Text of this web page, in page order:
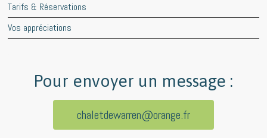
Tarifs & Réservations
Vos appréciations
Pour envoyer un message :
chaletdewarren@orange.fr